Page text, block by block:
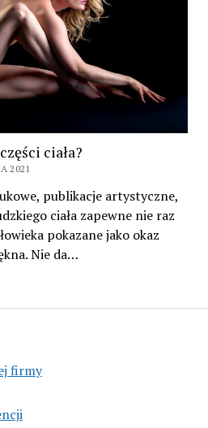
firmy
ciała?
2021
publikacje artystyczne,
ciała zapewne nie raz
pokazane jako okaz
Nie da…